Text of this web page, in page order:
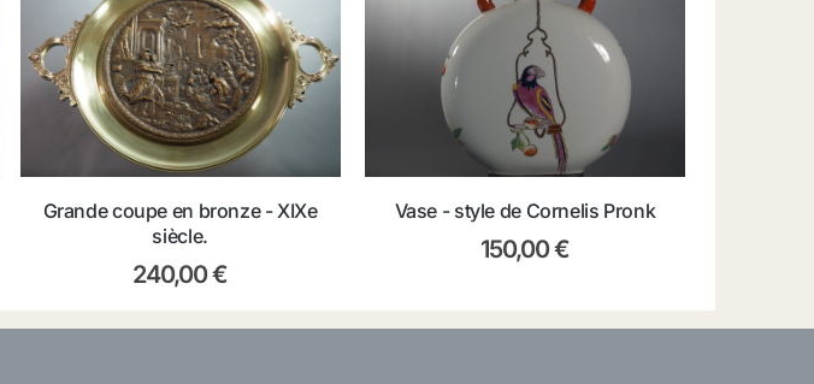
Grande coupe en bronze - XIXe
siècle.
240,00€
Vase - style de Cornelis Pronk
150,00€